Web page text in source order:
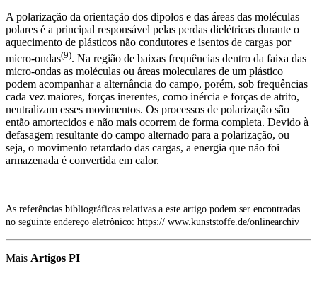
A polarização da orientação dos dipolos e das áreas das moléculas
polares é a principal responsável pelas perdas dielétricas durante o
aquecimento de plásticos não condutores e isentos de cargas por
micro-ondas(9). Na região de baixas frequências dentro da faixa das
micro-ondas as moléculas ou áreas moleculares de um plástico
podem acompanhar a alternância do campo, porém, sob frequências
cada vez maiores, forças inerentes, como inércia e forças de atrito,
neutralizam esses movimentos. Os processos de polarização são
então amortecidos e não mais ocorrem de forma completa. Devido à
defasagem resultante do campo alternado para a polarização, ou
seja, o movimento retardado das cargas, a energia que não foi
armazenada é convertida em calor.
As referências bibliográficas relativas a este artigo podem ser encontradas
no seguinte endereço eletrônico: https:// www.kunststoffe.de/onlinearchiv
Mais Artigos PI